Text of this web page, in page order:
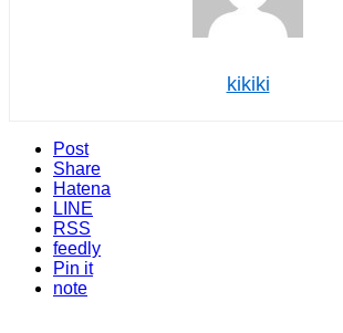
kikiki
Post
Share
Hatena
LINE
RSS
feedly
Pin it
note